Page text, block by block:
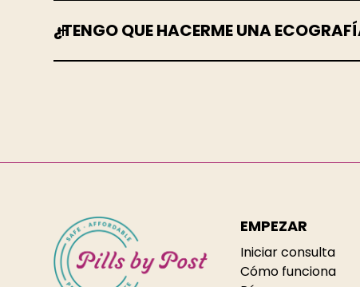
¿TENGO QUE HACERME UNA
EMPEZAR
Iniciar consulta
Cómo funciona